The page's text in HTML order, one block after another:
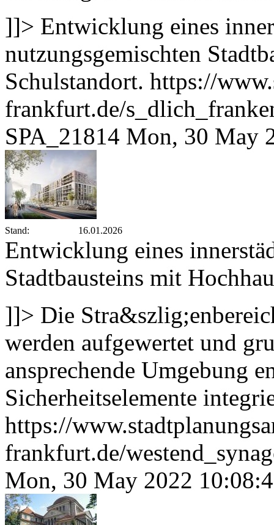
]]> Entwicklung eines
nutzungsgemischten
Schulstandort. https://
frankfurt.de/
SPA_21814 Mon, 30 May
Stand: 16.01.2026
Entwicklung eines
Stadtbausteins mit
]]> Die
werden aufgewertet und
ansprechende Umgebung
Sicherheitselemente
https://
frankfurt.de/
Mon, 30 May 2022